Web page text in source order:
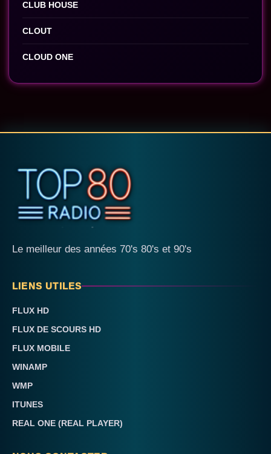
CLUB HOUSE
CLOUT
CLOUD ONE
Le meilleur des années 70's 80's et 90's
LIENS UTILES
FLUX HD
FLUX DE SCOURS HD
FLUX MOBILE
WINAMP
WMP
ITUNES
REAL ONE (REAL PLAYER)